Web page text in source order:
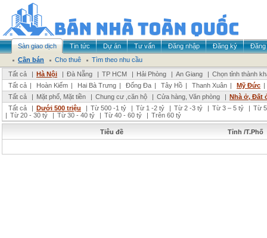
Sàn giao dịch Tin tức Dự án Tư vấn Đăng nhập Đăng ký
Đăng
Cần bán
Cho thuê
Tìm theo nhu cầu
Tất cả
| Hà Nội | Đà Nẵng | TP HCM | Hải Phòng | An Giang | Chọn tỉnh thành
Tất cả | Hoàn Kiếm | Hai Bà Trưng | Đống Đa | Tây Hồ | Thanh Xuân | Mỹ Đức |
Tất cả
| Mặt phố, Mặt tiền | Chung cư ,căn hộ | Cửa hàng, Văn phòng | Nhà ở, Đất
Tất cả
| Dưới 500 triệu | Từ 500 -1 tỷ | Từ 1 -2 tỷ | Từ 2 -3 tỷ | Từ 3 – 5 tỷ | Từ
| Từ 20 - 30 tỷ | Từ 30 - 40 tỷ | Từ 40 - 60 tỷ | Trên 60 tỷ
Tiêu đề Tỉnh /T.Phố